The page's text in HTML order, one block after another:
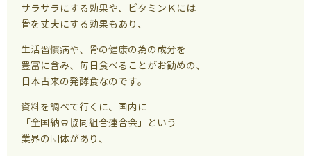
サラサラにする効果や、ビタミンＫには
骨を丈夫にする効果もあり、
生活習慣病や、骨の健康の為の成分を
豊富に含み、毎日食べることがお勧めの、
日本古来の発酵食なのです。
資料を調べて行くに、国内に
「全国納豆協同組合連合会」という
業界の団体があり、